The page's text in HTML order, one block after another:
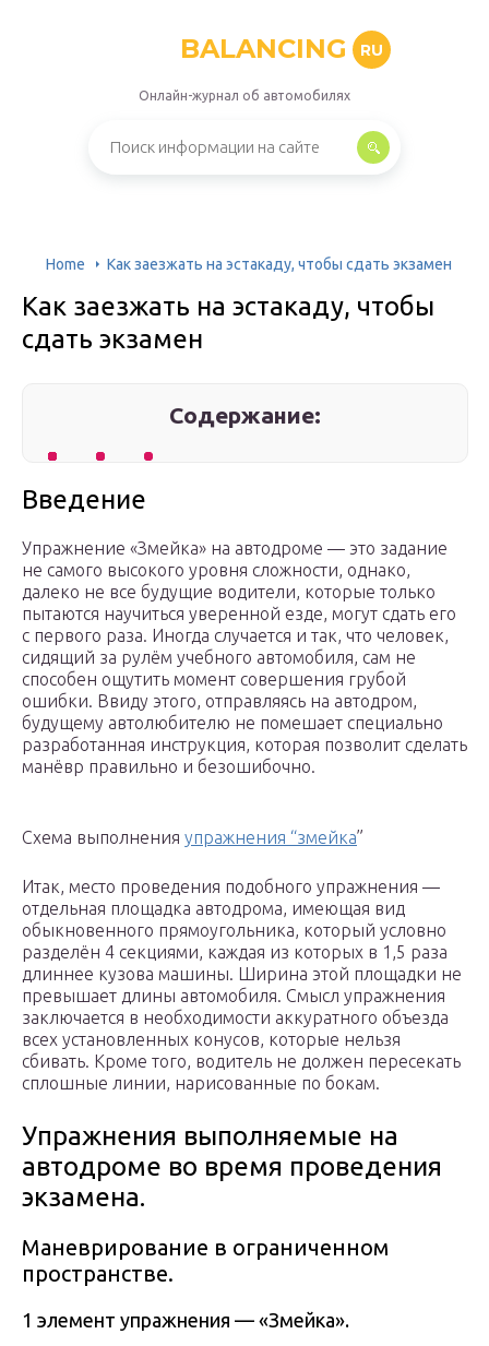
BALANCING RU
Онлайн-журнал об автомобилях
Home Как заезжать на эстакаду, чтобы сдать экзамен
Как заезжать на эстакаду, чтобы
сдать экзамен
Содержание:
Введение
Упражнение «Змейка» на автодроме — это задание
не самого высокого уровня сложности, однако,
далеко не все будущие водители, которые только
пытаются научиться уверенной езде, могут сдать его
с первого раза. Иногда случается и так, что человек,
сидящий за рулём учебного автомобиля, сам не
способен ощутить момент совершения грубой
ошибки. Ввиду этого, отправляясь на автодром,
будущему автолюбителю не помешает специально
разработанная инструкция, которая позволит сделать
манёвр правильно и безошибочно.
Схема выполнения упражнения “змейка”
Итак, место проведения подобного упражнения —
отдельная площадка автодрома, имеющая вид
обыкновенного прямоугольника, который условно
разделён 4 секциями, каждая из которых в 1,5 раза
длиннее кузова машины. Ширина этой площадки не
превышает длины автомобиля. Смысл упражнения
заключается в необходимости аккуратного объезда
всех установленных конусов, которые нельзя
сбивать. Кроме того, водитель не должен пересекать
сплошные линии, нарисованные по бокам.
Упражнения выполняемые на
автодроме во время проведения
экзамена.
Маневрирование в ограниченном
пространстве.
1 элемент упражнения — «Змейка».